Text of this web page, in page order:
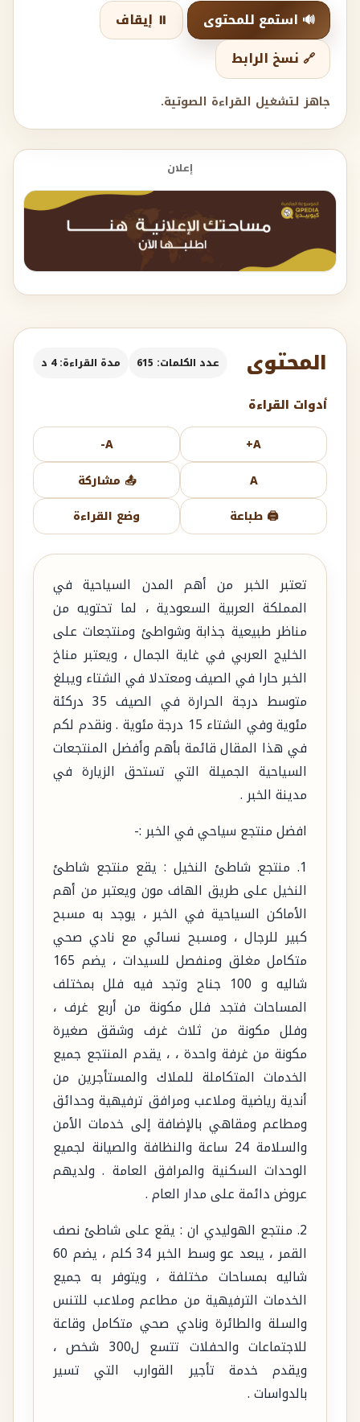
🔊 استمع للمحتوى
⏸️ إيقاف
🔗 نسخ الرابط
جاهز لتشغيل القراءة الصوتية.
إعلان
المحتوى عدد الكلمات: 615 مدة القراءة: 4 د
أدوات القراءة
A+
A-
A
📤 مشاركة
🖨️ طباعة
وضع القراءة
تعتبر الخبر من أهم المدن السياحية في
المملكة العربية السعودية ، لما تحتويه من
مناظر طبيعية جذابة وشواطئ ومنتجعات على
الخليج العربي في غاية الجمال ، ويعتبر مناخ
الخبر حارا في الصيف ومعتدلا في الشتاء ويبلغ
متوسط درجة الحرارة في الصيف 35 دركئة
مئوية وفي الشتاء 15 درجة مئوية . ونقدم لكم
في هذا المقال قائمة بأهم وأفضل المنتجعات
السياحية الجميلة التي تستحق الزيارة في
مدينة الخبر .
افضل منتجع سياحي في الخبر :-
1. منتجع شاطئ النخيل : يقع منتجع شاطئ
النخيل على طريق الهاف مون ويعتبر من أهم
الأماكن السياحية في الخبر ، يوجد به مسبح
كبير للرجال ، ومسبح نسائي مع نادي صحي
متكامل مغلق ومنفصل للسيدات ، يضم 165
شاليه و 100 جناح وتجد فيه فلل بمختلف
المساحات فتجد فلل مكونة من أربع غرف ،
وفلل مكونة من ثلاث غرف وشقق صغيرة
مكونة من غرفة واحدة ، ، يقدم المنتجع جميع
الخدمات المتكاملة للملاك والمستأجرين من
أندية رياضية وملاعب ومرافق ترفيهية وحدائق
ومطاعم ومقاهي بالإضافة إلى خدمات الأمن
والسلامة 24 ساعة والنظافة والصيانة لجميع
الوحدات السكنية والمرافق العامة . ولديهم
عروض دائمة على مدار العام .
2. منتجع الهوليدي ان : يقع على شاطئ نصف
القمر ، يبعد عو وسط الخبر 34 كلم ، يضم 60
شاليه بمساحات مختلفة ، ويتوفر به جميع
الخدمات الترفيهية من مطاعم وملاعب للتنس
والسلة والطائرة ونادي صحي متكامل وقاعة
للاجتماعات والحفلات تتسع ل300 شخص ،
ويقدم خدمة تأجير القوارب التي تسير
بالدواسات .